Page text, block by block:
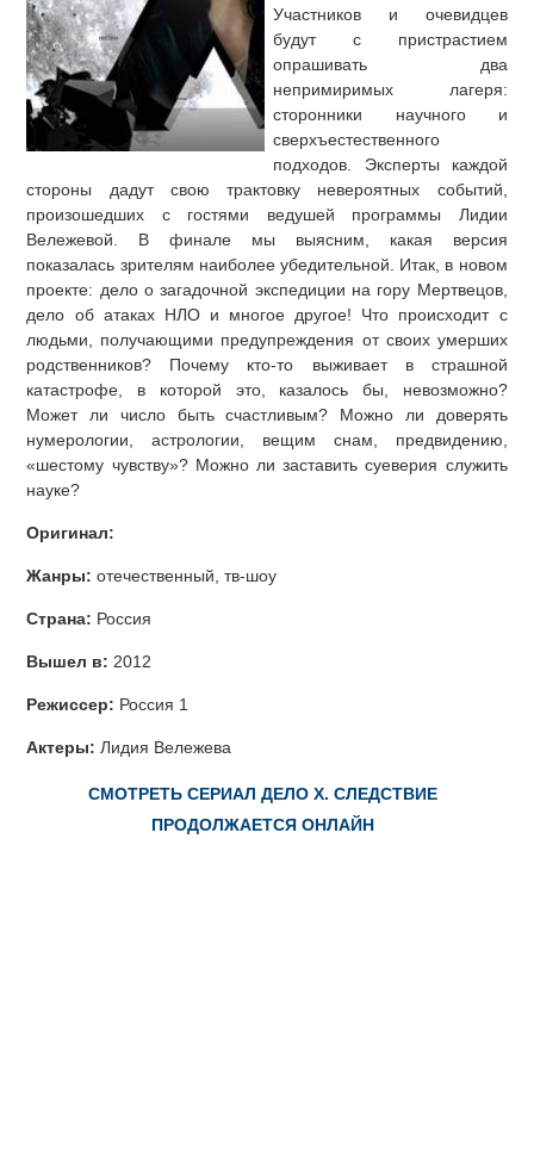
Участников и очевидцев
будут с пристрастием
опрашивать два
непримиримых лагеря:
сторонники научного и
сверхъестественного
подходов. Эксперты каждой
стороны дадут свою трактовку невероятных событий,
произошедших с гостями ведушей программы Лидии
Вележевой. В финале мы выясним, какая версия
показалась зрителям наиболее убедительной. Итак, в новом
проекте: дело о загадочной экспедиции на гору Мертвецов,
дело об атаках НЛО и многое другое! Что происходит с
людьми, получающими предупреждения от своих умерших
родственников? Почему кто-то выживает в страшной
катастрофе, в которой это, казалось бы, невозможно?
Может ли число быть счастливым? Можно ли доверять
нумерологии, астрологии, вещим снам, предвидению,
«шестому чувству»? Можно ли заставить суеверия служить
науке?
Оригинал:
Жанры: отечественный, тв-шоу
Страна: Россия
Вышел в: 2012
Режиссер: Россия 1
Актеры: Лидия Вележева
СМОТРЕТЬ СЕРИАЛ ДЕЛО Х. СЛЕДСТВИЕ
ПРОДОЛЖАЕТСЯ ОНЛАЙН